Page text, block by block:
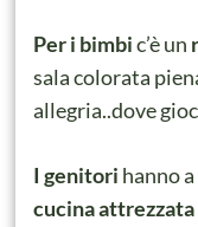
Per i bimbic’è un
sala colorata
allegria..dove
I genitori hanno
cucina attrezzata